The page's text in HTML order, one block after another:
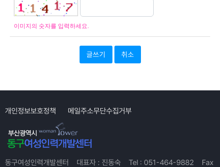
이미지의 숫자를 입력하세요.
취소
개인정보보호정책 메일주소무단수집거부
동구여성인력개발센터 대표자 : 진동숙 Tel : 051-464-9882 Fax